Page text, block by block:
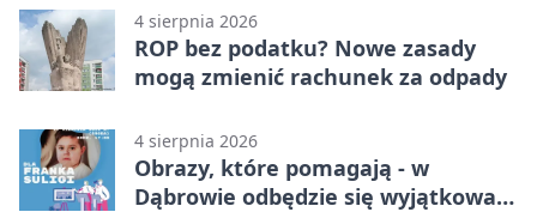
4 sierpnia 2026
ROP bez podatku? Nowe zasady
mogą zmienić rachunek za odpady
4 sierpnia 2026
Obrazy, które pomagają - w
Dąbrowie odbędzie się wyjątkowa